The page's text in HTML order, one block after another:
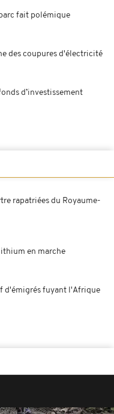
fait polémique
des coupures d'électricité
d’investissement
rapatriées du Royaume-
en marche
d'émigrés fuyant l'Afrique